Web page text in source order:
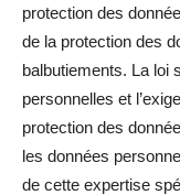
protection des
de la protection des
balbutiements. La loi
personnelles et
protection des
les données
de cette expertise